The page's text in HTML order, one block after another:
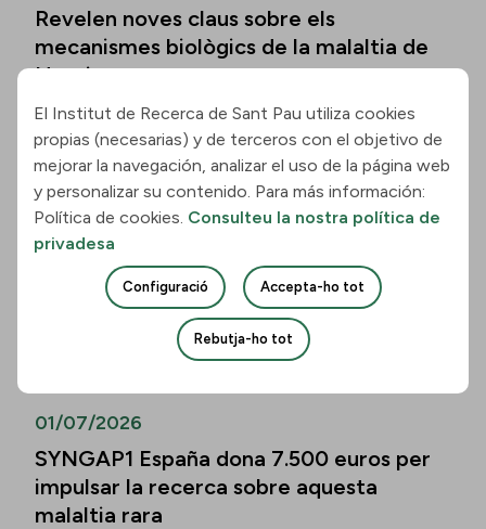
Revelen noves claus sobre els
mecanismes biològics de la malaltia de
Huntington
Llegir la notícia
01/07/2026
Els biomarcadors de la malaltia
d’Alzheimer permeten predir el
deteriorament cognitiu també en
persones de més de vuitanta anys
01/07/2026
SYNGAP1 España dona 7.500 euros per
impulsar la recerca sobre aquesta
malaltia rara
El Institut de Recerca de Sant Pau utiliza cookies
propias (necesarias) y de terceros con el objetivo de
mejorar la navegación, analizar el uso de la página web
y personalizar su contenido. Para más información:
Política de cookies. Consulteu la nostra política de
privadesa
Configuració Accepta-ho tot
Rebutja-ho tot